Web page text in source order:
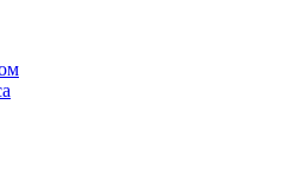
Мы доставим ваш заказ в
вы не ждали лишнего времени.